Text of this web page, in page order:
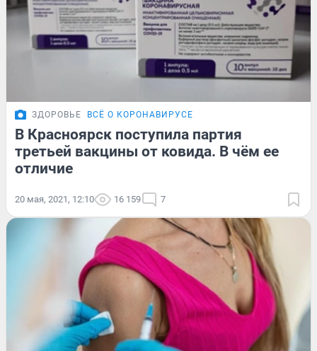
ЗДОРОВЬЕ ВСЁ О КОРОНАВИРУСЕ
В Красноярск поступила партия
третьей вакцины от ковида. В чём ее
отличие
20 мая, 2021, 12:10 16 159 7